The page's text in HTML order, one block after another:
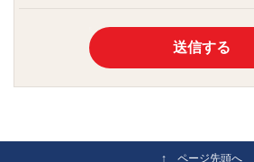
↑ ページ先頭へ